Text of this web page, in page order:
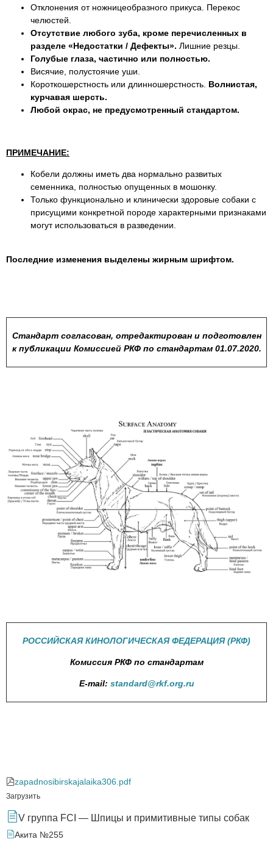
Отклонения от ножницеобразного прикуса. Перекос
челюстей.
Отсутствие любого зуба, кроме перечисленных в
разделе «Недостатки / Дефекты». Лишние резцы.
Голубые глаза, частично или полностью.
Висячие, полустоячие уши.
Короткошерстность или длинношерстность. Волнистая,
курчавая шерсть.
Любой окрас, не предусмотренный стандартом.
ПРИМЕЧАНИЕ:
Кобели должны иметь два нормально развитых
семенника, полностью опущенных в мошонку.
Только функционально и клинически здоровые собаки с
присущими конкретной породе характерными признаками
могут использоваться в разведении.
Последние изменения выделены жирным шрифтом.
Стандарт согласован, отредактирован и подготовлен
к публикации Комиссией РКФ по стандартам 01.07.2020.
РОССИЙСКАЯ КИНОЛОГИЧЕСКАЯ ФЕДЕРАЦИЯ (РКФ)
Комиссия РКФ по стандартам
E-mail: standard@rkf.org.ru
zapadnosibirskajalaika306.pdf
Загрузить
V группа FCI — Шпицы и примитивные типы собак
Акита №255